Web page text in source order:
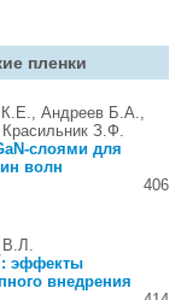
пленки
Андреев Б.А.,
З.Ф.
слоями для
волн
406
В.Л.
: эффекты
внедрения